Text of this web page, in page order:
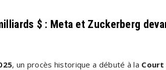
$ : Meta et Zuckerberg
, un procès historique a débuté à la Court